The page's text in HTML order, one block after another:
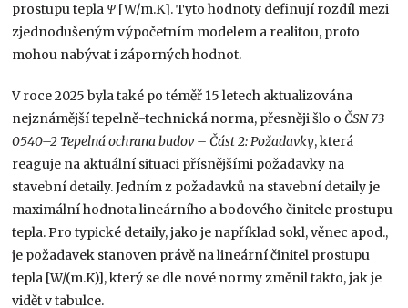
prostupu tepla Ψ[W/m.K]. Tyto hodnoty definují rozdíl mezi
zjednodušeným výpočetním modelem a realitou, proto
mohou nabývat i záporných hodnot.
V roce 2025 byla také po téměř 15 letech aktualizována
nejznámější tepelně-technická norma, přesněji šlo oČSN 73
0540–2 Tepelná ochrana budov – Část 2: Požadavky, která
reaguje na aktuální situaci přísnějšími požadavky na
stavební detaily. Jedním z požadavků na stavební detaily je
maximální hodnota lineárního a bodového činitele prostupu
tepla. Pro typické detaily, jako je například sokl, věnec apod.,
je požadavek stanoven právě na lineární činitel prostupu
tepla [W/(m.K)], který se dle nové normy změnil takto, jak je
vidět v tabulce.